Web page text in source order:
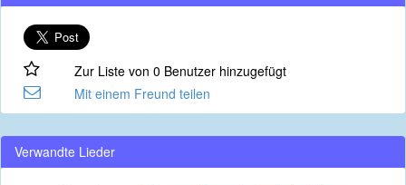
Zur Liste von 0 Benutzer hinzugefügt
Mit einem Freund teilen
Verwandte Lieder